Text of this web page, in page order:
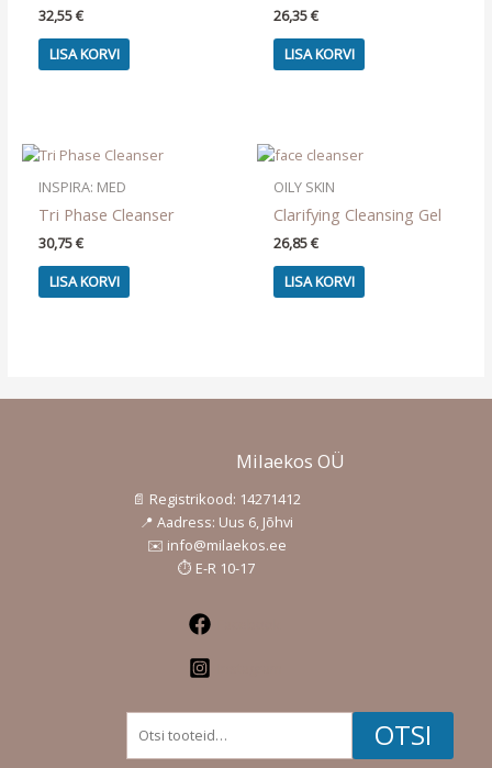
32,55€
LISA KORVI
26,35€
LISA KORVI
INSPIRA: MED
Tri Phase Cleanser
30,75€
LISA KORVI
OILY SKIN
Clarifying Cleansing Gel
26,85€
LISA KORVI
Milaekos OÜ
📄 Registrikood: 14271412
📍 Aadress: Uus 6, Jõhvi
✉️ info@milaekos.ee
⏱️ E-R 10-17
OTSI